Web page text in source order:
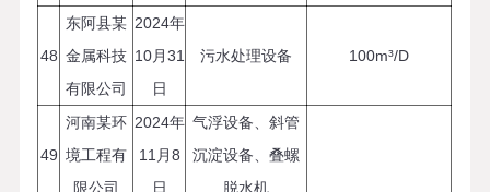
48
东阿县某
金属科技
有限公司
2024年
10月31
日
污水处理设备 100m³/D
49
河南某环
境工程有
限公司
2024年
11月8
日
气浮设备、斜管
沉淀设备、叠螺
脱水机